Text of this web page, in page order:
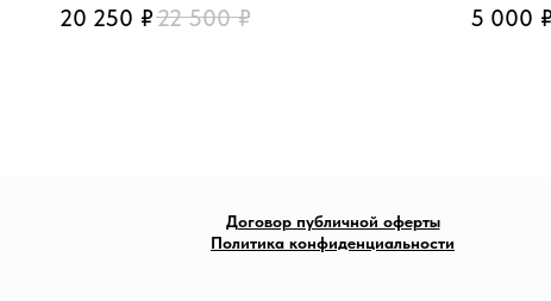
20 250 ₽22 500 ₽
5 000 ₽
Договор публичной оферты
Политика конфиденциальности